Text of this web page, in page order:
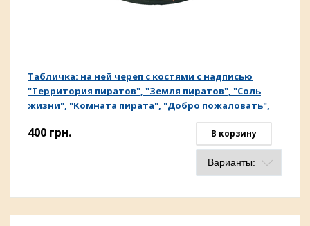
Табличка: на ней череп с костями с надписью
"Территория пиратов", "Земля пиратов", "Соль
жизни", "Комната пирата", "Добро пожаловать",
400 грн. В корзину